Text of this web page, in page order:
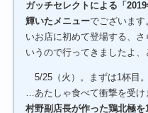
ガッチセレクトによる「
輝いたメニューでございます
いお店に初めて登場する、
いうので行ってきましたよ、
5/25（火）。まずは1杯目。
…あたしゃ食べて衝撃を受け
村野副店長が作った鶏北極